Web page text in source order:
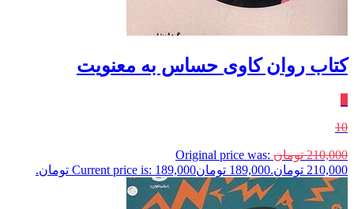
کتاب روان کاوی حساس‌ به ‌معنویت
10
210,000 تومان Original price was:
210,000 تومان.
189,000 تومانCurrent price is: 189,000 تومان.